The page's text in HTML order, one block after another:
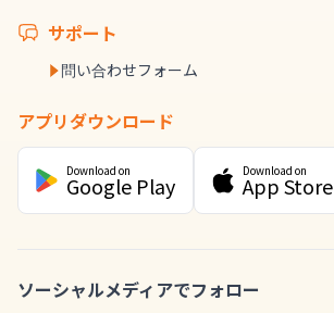
サポート
問い合わせフォーム
アプリダウンロード
Download on
Google Play
Download on
App Store
ソーシャルメディアでフォロー